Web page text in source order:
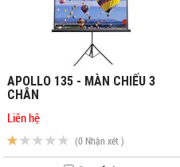
APOLLO 135 - MÀN CHIẾU 3
CHÂN
Liên hệ
(0 Nhận xét )